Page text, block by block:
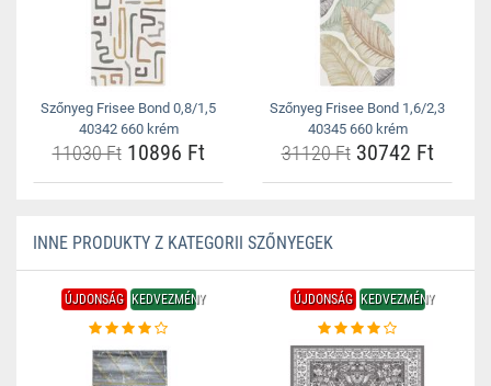
Szőnyeg Frisee Bond 0,8/1,5
40342 660 krém
11030 Ft10896 Ft
Szőnyeg Frisee Bond 1,6/2,3
40345 660 krém
31120 Ft30742 Ft
INNE PRODUKTY Z KATEGORII SZŐNYEGEK
ÚJDONSÁG KEDVEZMÉNY ÚJDONSÁG KEDVEZMÉNY